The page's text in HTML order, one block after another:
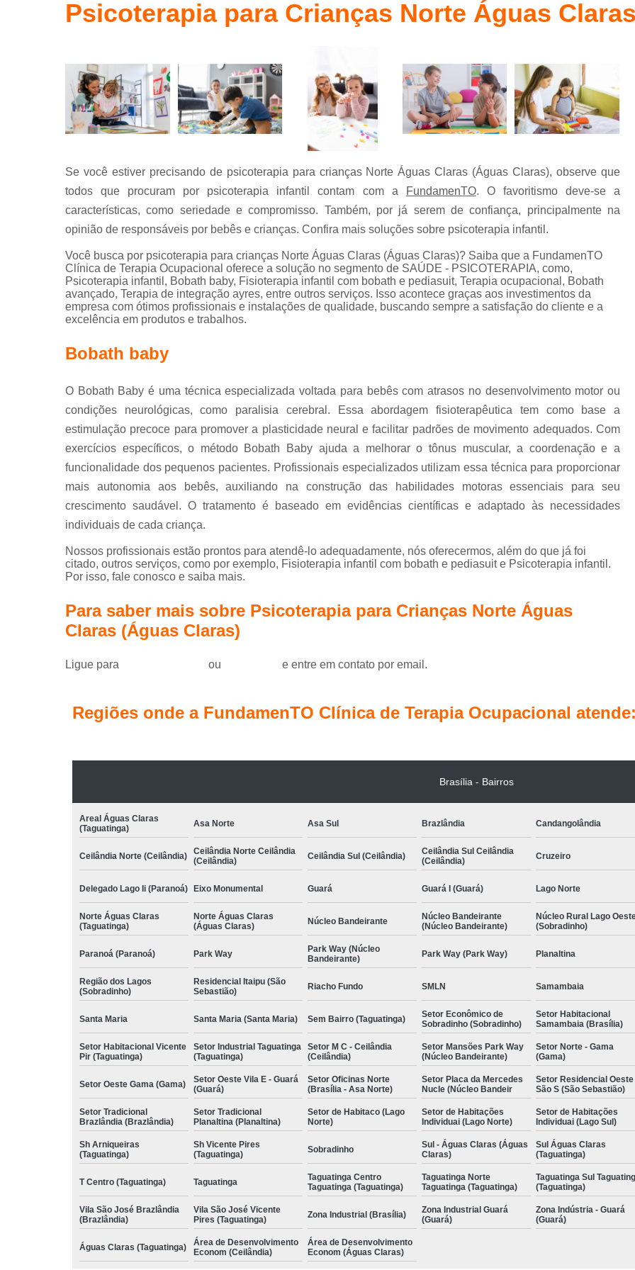
Terapia
ocupacional
Fisioterapia Bobath Baby
Método
Fisioterapia Infantil com Método
Fisioterapia Infantil Águas Claras
Fisioterapia Infantil Pediasuit para
Psicoterapia com Crianças
Psicoterapia de Crianças
Psicoterapia para Autismo Infantil
Psicoterapia para Criança com
Psicoterapia para Crianças Asa Sul
Terapia de Integração Ayres para Autismo
Terapia de Integração Sensorial de
Terapia Ocupacional com
Terapia Ocupacional com
Terapia Ocupacional com
Terapia Sensorial de Ayres
Terapia Ocupacional Bobath
Terapia Ocupacional Infantil
Terapia Ocupacional para Autista
Terapia com Conceito Neuroevolutivo Bobath
Terapia Ocupacional com
Terapia Ocupacional Método Bobath
Terapia Pediátrica
Terapia Pediátrica com
Psicoterapia para Crianças Norte Águas
Se você estiver precisando de psicoterapia para crianças Norte Águas Claras (Águas Claras), observe que
todos que procuram por psicoterapia infantil contam com a
FundamenTO. O favoritismo deve-se a
características, como seriedade e compromisso. Também, por já serem de confiança, principalmente na
opinião de responsáveis por bebês e crianças. Confira mais soluções sobre psicoterapia infantil.
Você busca por psicoterapia para crianças Norte Águas Claras (Águas Claras)? Saiba que a FundamenTO
Clínica de Terapia Ocupacional oferece a solução no segmento de SAÚDE - PSICOTERAPIA, como,
Psicoterapia infantil, Bobath baby, Fisioterapia infantil com bobath e pediasuit, Terapia ocupacional, Bobath
avançado, Terapia de integração ayres, entre outros serviços. Isso acontece graças aos investimentos da
empresa com ótimos profissionais e instalações de qualidade, buscando sempre a satisfação do cliente e a
excelência em produtos e trabalhos.
Bobath baby
O Bobath Baby é uma técnica especializada voltada para bebês com atrasos no desenvolvimento motor ou
condições neurológicas, como paralisia cerebral. Essa abordagem fisioterapêutica tem como base a
estimulação precoce para promover a plasticidade neural e facilitar padrões de movimento adequados. Com
exercícios específicos, o método Bobath Baby ajuda a melhorar o tônus muscular, a coordenação e a
funcionalidade dos pequenos pacientes. Profissionais especializados utilizam essa técnica para proporcionar
mais autonomia aos bebês, auxiliando na construção das habilidades motoras essenciais para seu
crescimento saudável. O tratamento é baseado em evidências científicas e adaptado às necessidades
individuais de cada criança.
Nossos profissionais estão prontos para atendê-lo adequadamente, nós oferecermos, além do que já foi
citado, outros serviços, como por exemplo, Fisioterapia infantil com bobath e pediasuit e Psicoterapia infantil.
Por isso, fale conosco e saiba mais.
Para saber mais sobre Psicoterapia para Crianças Norte Águas
Claras (Águas Claras)
Ligue para ou e entre em contato por email.
Regiões onde a FundamenTO Clínica de Terapia Ocupacional atende:
Brasília - Bairros
Areal Águas Claras
(Taguatinga)
Asa Norte Asa Sul Brazlândia Candangolândia
Ceilândia Norte (Ceilândia)
Ceilândia Norte Ceilândia
(Ceilândia)
Ceilândia Sul (Ceilândia)
Ceilândia Sul Ceilândia
(Ceilândia)
Cruzeiro
Delegado Lago Ii (Paranoá) Eixo Monumental Guará Guará I (Guará) Lago Norte
Norte Águas Claras
(Taguatinga)
Norte Águas Claras
(Águas Claras)
Núcleo Bandeirante
Núcleo Bandeirante
(Núcleo Bandeirante)
Núcleo Rural Lago
(Sobradinho)
Paranoá (Paranoá) Park Way
Park Way (Núcleo
Bandeirante)
Park Way (Park Way) Planaltina
Região dos Lagos
(Sobradinho)
Residencial Itaipu (São
Sebastião)
Riacho Fundo SMLN Samambaia
Santa Maria Santa Maria (Santa Maria) Sem Bairro (Taguatinga)
Setor Econômico de
Sobradinho (Sobradinho)
Setor Habitacional
Samambaia (Brasília)
Setor Habitacional Vicente
Pir (Taguatinga)
Setor Industrial Taguatinga
(Taguatinga)
Setor M C - Ceilândia
(Ceilândia)
Setor Mansões Park Way
(Núcleo Bandeirante)
Setor Norte - Gama
(Gama)
Setor Oeste Gama (Gama)
Setor Oeste Vila E - Guará
(Guará)
Setor Oficinas Norte
(Brasília - Asa Norte)
Setor Placa da Mercedes
Nucle (Núcleo Bandeir
Setor Residencial Oeste
São S (São Sebastião)
Setor Tradicional
Brazlândia (Brazlândia)
Setor Tradicional
Planaltina (Planaltina)
Setor de Habitaco (Lago
Norte)
Setor de Habitações
Individuai (Lago Norte)
Setor de Habitações
Individuai (Lago Sul)
Sh Arniqueiras
(Taguatinga)
Sh Vicente Pires
(Taguatinga)
Sobradinho
Sul - Águas Claras (Águas
Claras)
Sul Águas Claras
(Taguatinga)
T Centro (Taguatinga) Taguatinga
Taguatinga Centro
Taguatinga (Taguatinga)
Taguatinga Norte
Taguatinga (Taguatinga)
Taguatinga Sul
(Taguatinga)
Vila São José Brazlândia
(Brazlândia)
Vila São José Vicente
Pires (Taguatinga)
Zona Industrial (Brasília)
Zona Industrial Guará
(Guará)
Zona Indústria - Guará
(Guará)
Águas Claras (Taguatinga)
Área de Desenvolvimento
Econom (Ceilândia)
Área de Desenvolvimento
Econom (Águas Claras)